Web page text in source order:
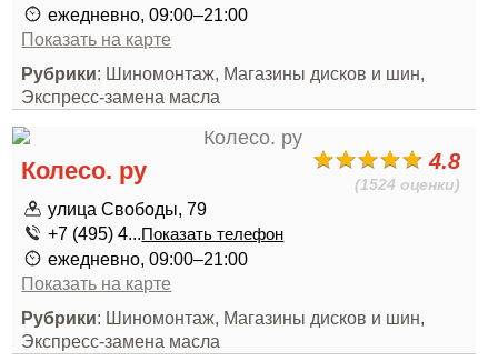
ежедневно, 09:00–21:00
Показать на карте
Рубрики: Шиномонтаж, Магазины дисков и шин,
Экспресс-замена масла
4.8
(1524 оценки)
Колесо. ру
улица Свободы, 79
+7 (495) 4...Показать телефон
ежедневно, 09:00–21:00
Показать на карте
Рубрики: Шиномонтаж, Магазины дисков и шин,
Экспресс-замена масла